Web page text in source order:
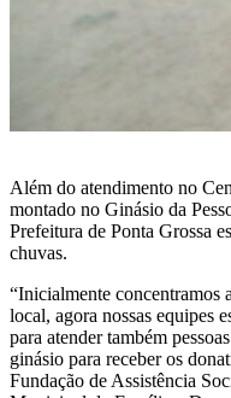
Além do atendimento no
montado no Ginásio da
Prefeitura de Ponta Grossa
chuvas.
“Inicialmente concentramos
local, agora nossas equipes
para atender também
ginásio para receber os
Fundação de Assistência